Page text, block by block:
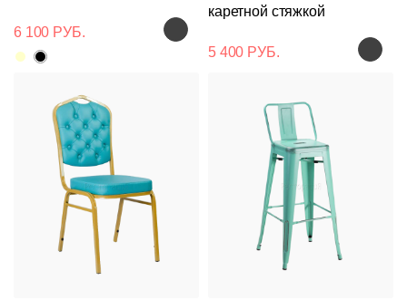
6 100 РУБ.
каретной стяжкой
5 400 РУБ.